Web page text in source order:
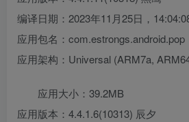
编译日期：2023年11月25日，
应用包名：com.estrongs.android.pop
应用架构：Universal (ARM7a,
应用大小：39.2MB
应用版本：4.4.1.6(10313) 辰夕